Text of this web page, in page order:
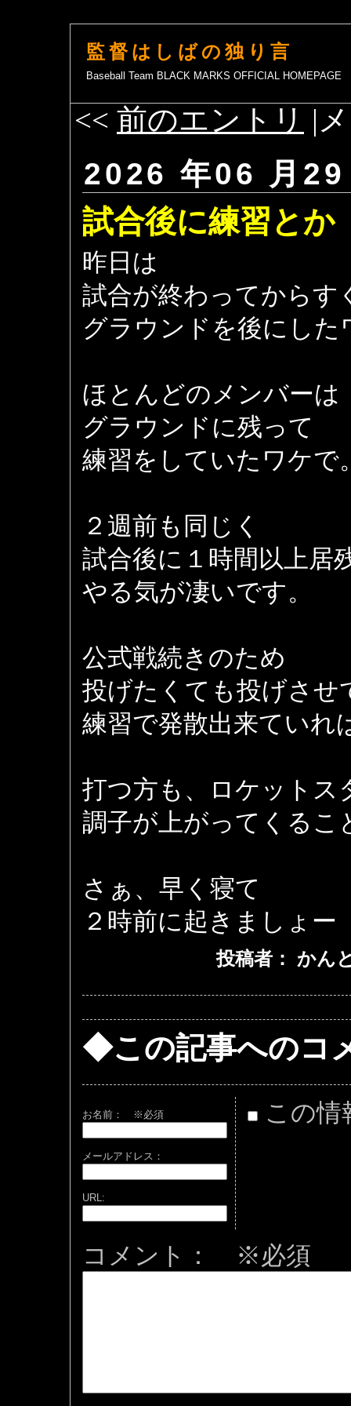
監督はしばの独り言
Baseball Team BLACK MARKS OFFICIAL HOMEPAGE
<< 前のエントリ |
2026 年06 月
試合後に練習とか
昨日は
試合が終わってからす
グラウンドを後にした
ほとんどのメンバーは
グラウンドに残って
練習をしていたワケで
２週前も同じく
試合後に１時間以上居
やる気が凄いです。
公式戦続きのため
投げたくても投げさせ
練習で発散出来ていれ
打つ方も、ロケットス
調子が上がってくるこ
さぁ、早く寝て
２時前に起きましょー
投稿者： かん
◆この記事へのコ
お名前： ※必須
メールアドレス：
URL:
この情
コメント： ※必須